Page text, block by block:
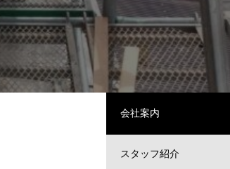
会社案内
スタッフ紹介